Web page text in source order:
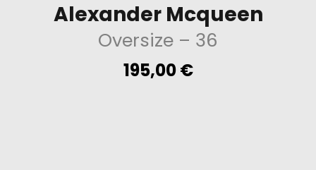
Alexander Mcqueen
Oversize – 36
195,00€